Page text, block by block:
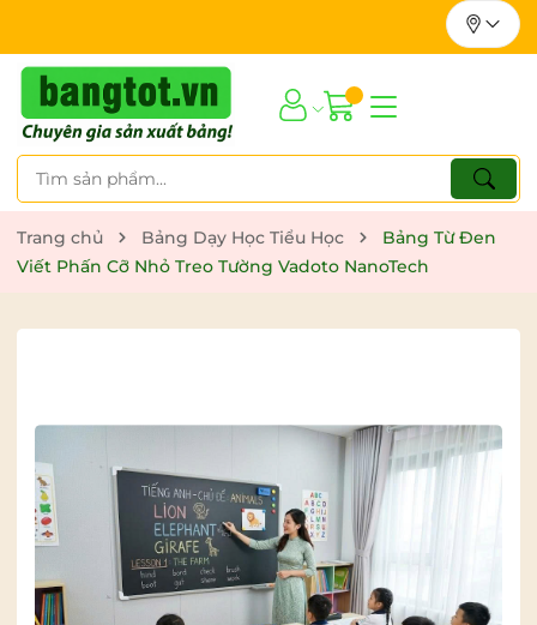
Trang chủ Bảng Dạy Học Tiểu Học
Bảng Từ Đen
Viết Phấn Cỡ Nhỏ Treo Tường Vadoto NanoTech